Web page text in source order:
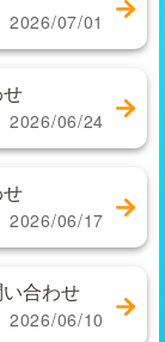
2026/07/01
2026/06/24
2026/06/17
合わせ
2026/06/10